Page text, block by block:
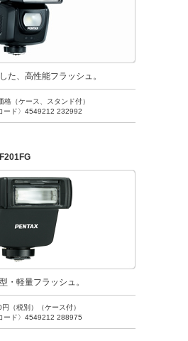
た、高性能フラッシュ。
格（ケース、スタンド付）
ード〉4549212 232992
・軽量フラッシュ。
（税別）（ケース付）
ード〉4549212 288975